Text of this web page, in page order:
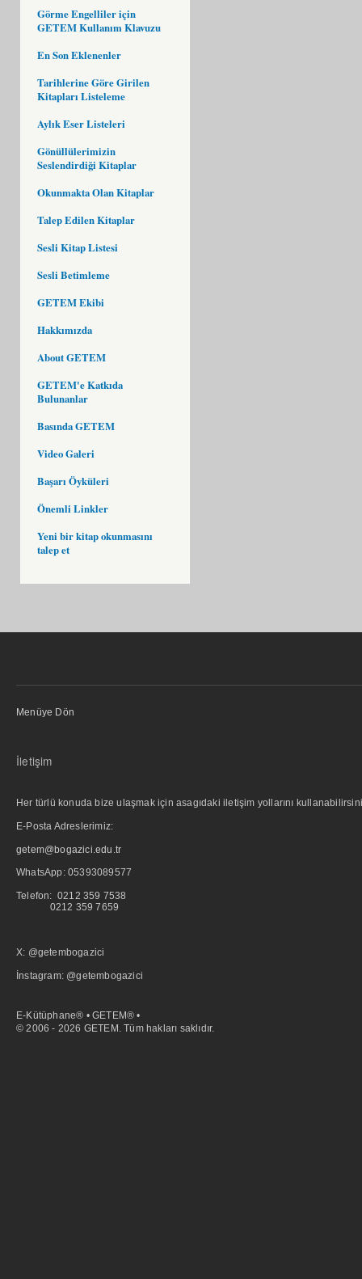
Görme Engelliler için
GETEM Kullanım Klavuzu
En Son Eklenenler
Tarihlerine Göre Girilen
Kitapları Listeleme
Aylık Eser Listeleri
Gönüllülerimizin
Seslendirdiği Kitaplar
Okunmakta Olan Kitaplar
Talep Edilen Kitaplar
Sesli Kitap Listesi
Sesli Betimleme
GETEM Ekibi
Hakkımızda
About GETEM
GETEM'e Katkıda
Bulunanlar
Basında GETEM
Video Galeri
Başarı Öyküleri
Önemli Linkler
Yeni bir kitap okunmasını
talep et
Menüye Dön
İletişim
Her türlü konuda bize ulaşmak için asagıdaki iletişim yollarını
E-Posta Adreslerimiz:
getem@bogazici.edu.tr
WhatsApp: 05393089577
Telefon: 0212 359 7538
0212 359 7659
X: @getembogazici
İnstagram: @getembogazici
E-Kütüphane® • GETEM® •
© 2006 - 2026 GETEM. Tüm hakları saklıdır.